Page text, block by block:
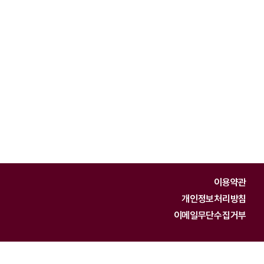
이용약관
개인정보처리방침
이메일무단수집거부